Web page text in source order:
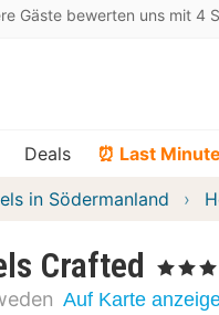
Gäste bewerten uns mit 4
Deals ⏰ Last Minute
in Södermanland
Crafted , 4 Sterne
Auf Karte